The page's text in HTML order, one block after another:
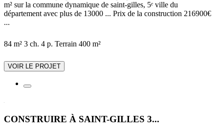
m² sur la commune dynamique de saint-gilles, 5ᵉ ville du
département avec plus de 13000 ... Prix de la construction 216900€
...
84 m² 3 ch. 4 p. Terrain 400 m²
VOIR LE PROJET
CONSTRUIRE À SAINT-GILLES 3...